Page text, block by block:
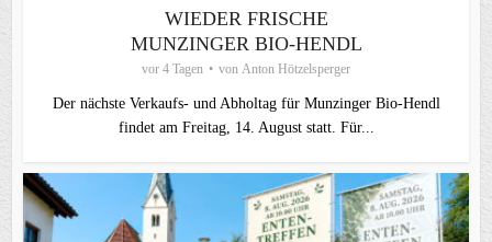
WIEDER FRISCHE
MUNZINGER BIO-HENDL
vor 4 Tagen von Anton Hötzelsperger
Der nächste Verkaufs- und Abholtag für Munzinger Bio-Hendl
findet am Freitag, 14. August statt. Für...